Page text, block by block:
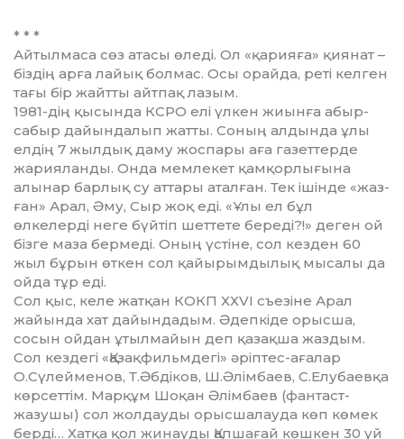
* * *
Айтылмаса сөз атасы өледі. Ол «қарияға» қиянат –
біздің арға лайық болмас. Осы орайда, реті кел­ген
тағы бір жайтты айтпақ ла­зым.
1981-дің қысында КСРО елі үл­кен жиынға абыр-
сабыр дайындалып жатты. Соның алдында ұлы
елдің 7 жылдық даму жоспары аға г­а­зеттерде
жарияланды. Онда мем­ле­кет қамқорлығына
алынар бар­лық су аттары аталған. Тек ішінде «жаз­
ған» Арал, Әму, Сыр жоқ еді. «Ұлы ел бұл
өлкелерді неге бүйтіп шет­тете береді?!» деген ой
бізге маза бер­меді. Оның үстіне, сол ке­з­ден 60
жыл бұрын өткен сол қайы­рым­дылық мысалы да
ойда тұр еді.
Сол қыс, келе жатқан КОКП ХХVІ съезіне Арал
жайында хат дайындадым. Әдепкіде орысша,
сосын ойдан ұтылмайын деп қа­зақ­ша жаздым.
Сол кездегі «Қазақ­фильм­дегі» әріптес-ағалар
О.Сүлей­менов, Т.Әбдіков, Ш.Әлім­баев, С.Елубаевқа
көр­сет­тім. Мар­құм Шоқан Әлімбаев (фан­таст-
жазушы) сол жолдауды орыс­­шалауда көп көмек
берді… Хат­қа қол жинауды Қапшағай көш­кен 30 үй